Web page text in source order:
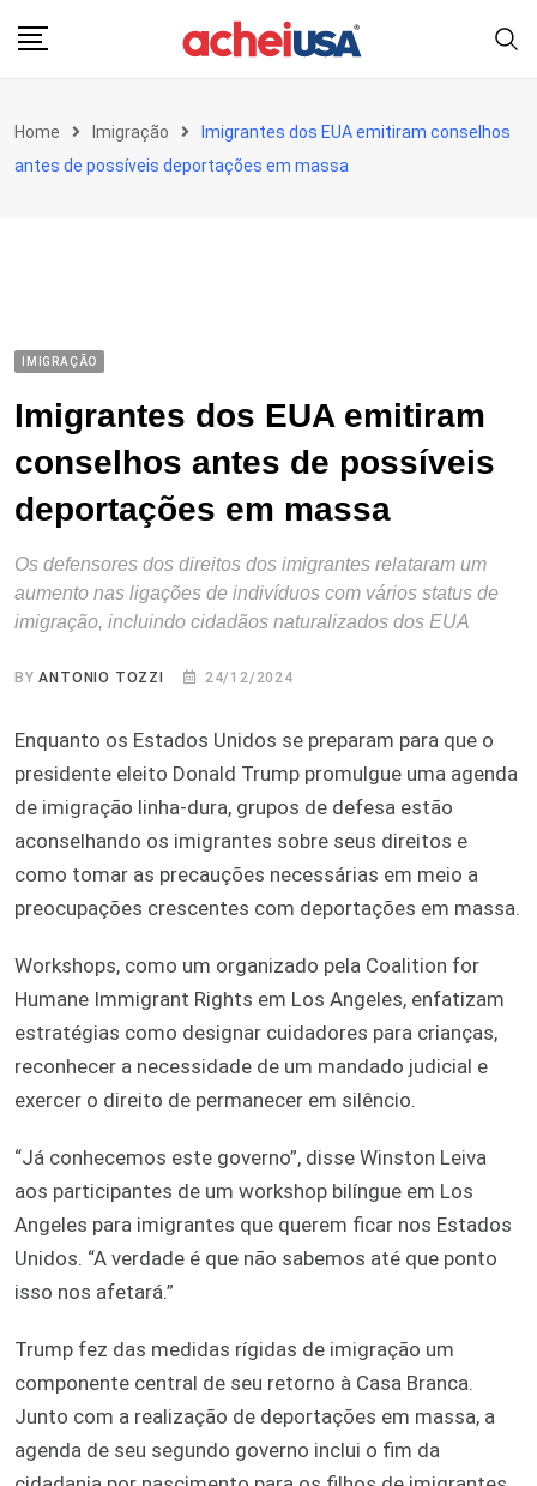
Home Imigração
Imigrantes dos EUA emitiram conselhos
antes de possíveis deportações em massa
IMIGRAÇÃO
Imigrantes dos EUA emitiram
conselhos antes de possíveis
deportações em massa
Os defensores dos direitos dos imigrantes relataram um
aumento nas ligações de indivíduos com vários status de
imigração, incluindo cidadãos naturalizados dos EUA
BYANTONIO TOZZI 24/12/2024
Enquanto os Estados Unidos se preparam para que o
presidente eleito Donald Trump promulgue uma agenda
de imigração linha-dura, grupos de defesa estão
aconselhando os imigrantes sobre seus direitos e
como tomar as precauções necessárias em meio a
preocupações crescentes com deportações em massa.
Workshops, como um organizado pela Coalition for
Humane Immigrant Rights em Los Angeles, enfatizam
estratégias como designar cuidadores para crianças,
reconhecer a necessidade de um mandado judicial e
exercer o direito de permanecer em silêncio.
“Já conhecemos este governo”, disse Winston Leiva
aos participantes de um workshop bilíngue em Los
Angeles para imigrantes que querem ficar nos Estados
Unidos. “A verdade é que não sabemos até que ponto
isso nos afetará.”
Trump fez das medidas rígidas de imigração um
componente central de seu retorno à Casa Branca.
Junto com a realização de deportações em massa, a
agenda de seu segundo governo inclui o fim da